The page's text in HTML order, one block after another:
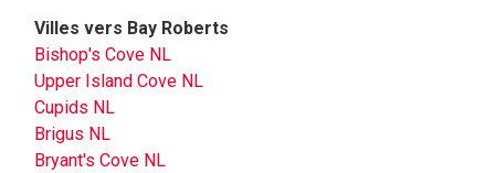
Villes vers Bay Roberts
Bishop's Cove NL
Upper Island Cove NL
Cupids NL
Brigus NL
Bryant's Cove NL